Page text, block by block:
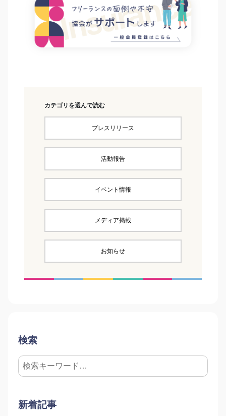
カテゴリを選んで読む
プレスリリース
活動報告
イベント情報
メディア掲載
お知らせ
検索
新着記事